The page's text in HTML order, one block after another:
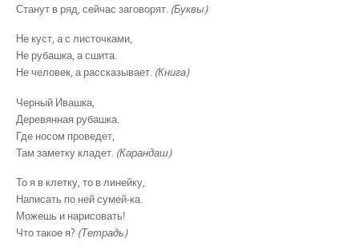
Станут в ряд, сейчас заговорят. (Буквы)
Не куст, а с листочками,
Не рубашка, а сшита.
Не человек, а рассказывает. (Книга)
Черный Ивашка,
Деревянная рубашка.
Где носом проведет,
Там заметку кладет. (Карандаш)
То я в клетку, то в линейку,
Написать по ней сумей-ка.
Можешь и нарисовать!
Что такое я? (Тетрадь)